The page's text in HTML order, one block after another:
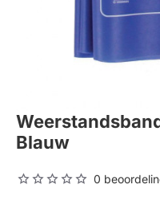
Blauw
0